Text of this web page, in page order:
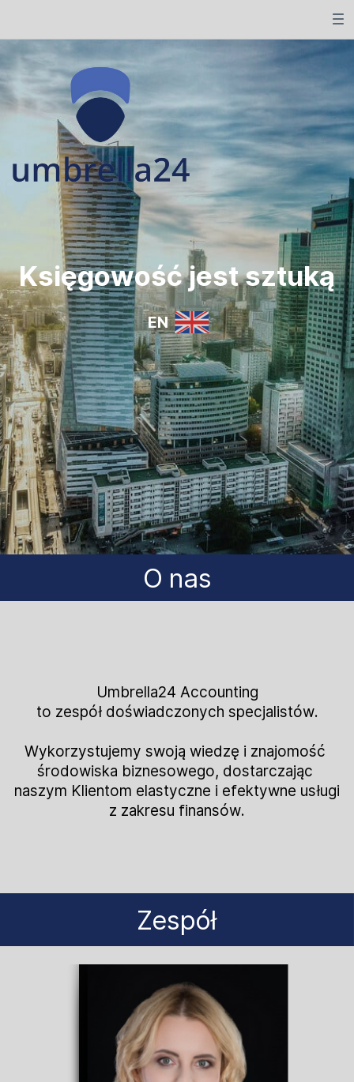
Księgowość jest sztuką
EN
O nas
Umbrella24 Accounting
to zespół doświadczonych specjalistów.
Wykorzystujemy swoją wiedzę i znajomość ​
środowiska biznesowego, dostarczając ​
naszym Klientom elastyczne i efektywne ​usługi
z zakresu finansów.
Zespół